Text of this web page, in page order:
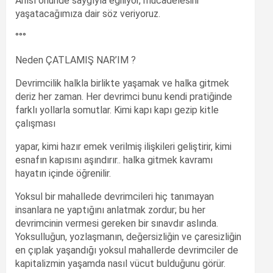
yaşatacağımıza dair söz veriyoruz.
°°°
Neden ÇATLAMIŞ NAR’IM ?
Devrimcilik halkla birlikte yaşamak ve halka gitmek
deriz her zaman. Her devrimci bunu kendi pratiğinde
farklı yollarla somutlar. Kimi kapı kapı gezip kitle
çalışması
yapar, kimi hazır emek verilmiş ilişkileri geliştirir, kimi
esnafın kapısını aşındırır.. halka gitmek kavramı
hayatın içinde öğrenilir.
Yoksul bir mahallede devrimcileri hiç tanımayan
insanlara ne yaptığını anlatmak zordur; bu her
devrimcinin vermesi gereken bir sınavdır aslında.
Yoksulluğun, yozlaşmanın, değersizliğin ve çaresizliğin
en çıplak yaşandığı yoksul mahallerde devrimciler de
kapitalizmin yaşamda nasıl vücut bulduğunu görür.